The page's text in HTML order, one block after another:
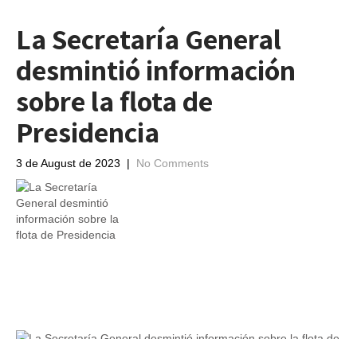
La Secretaría General
desmintió información
sobre la flota de
Presidencia
3 de August de 2023 | No Comments